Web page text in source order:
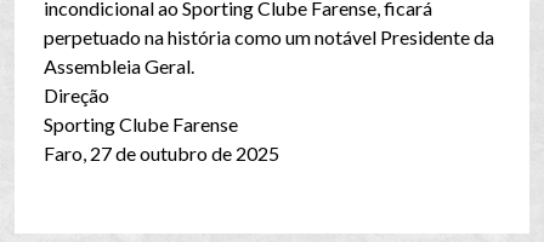
incondicional ao Sporting Clube Farense, ficará
perpetuado na história como um notável Presidente da
Assembleia Geral.
Direção
Sporting Clube Farense
Faro, 27 de outubro de 2025